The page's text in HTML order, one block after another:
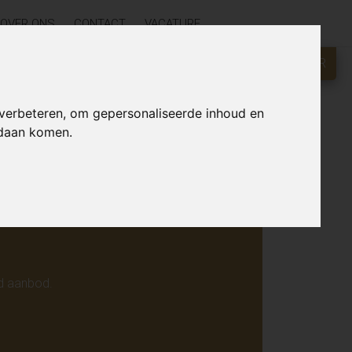
om gepersonaliseerde inhoud en
komen.
OVER ONS CONTACT VACATURE
KLIK HIER
online.
aanbod.